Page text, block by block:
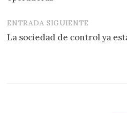
ENTRADA SIGUIENTE
La sociedad de control ya